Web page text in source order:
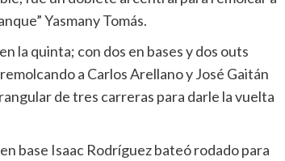
Yasmany Tomás.
la quinta; con dos en bases y dos outs
a Carlos Arellano y José Gaitán
de tres carreras para darle la vuelta
base Isaac Rodríguez bateó rodado para